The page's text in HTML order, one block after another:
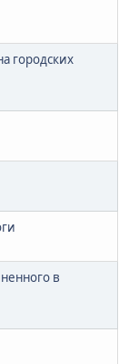
городских
в